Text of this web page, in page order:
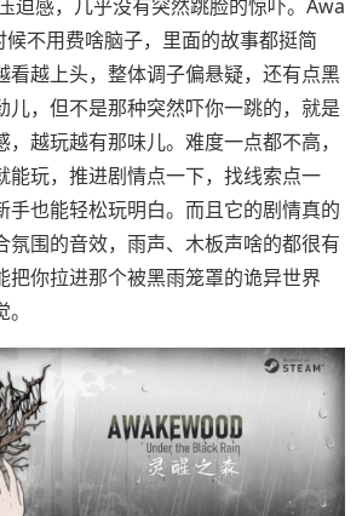
迫感，几乎没有突然跳脸的惊吓。Awa
不用费啥脑子，里面的故事都挺简
看越上头，整体调子偏悬疑，还有点黑
儿，但不是那种突然吓你一跳的，就是
越玩越有那味儿。难度一点都不高，
能玩，推进剧情点一下，找线索点一
手也能轻松玩明白。而且它的剧情真的
氛围的音效，雨声、木板声啥的都很有
把你拉进那个被黑雨笼罩的诡异世界